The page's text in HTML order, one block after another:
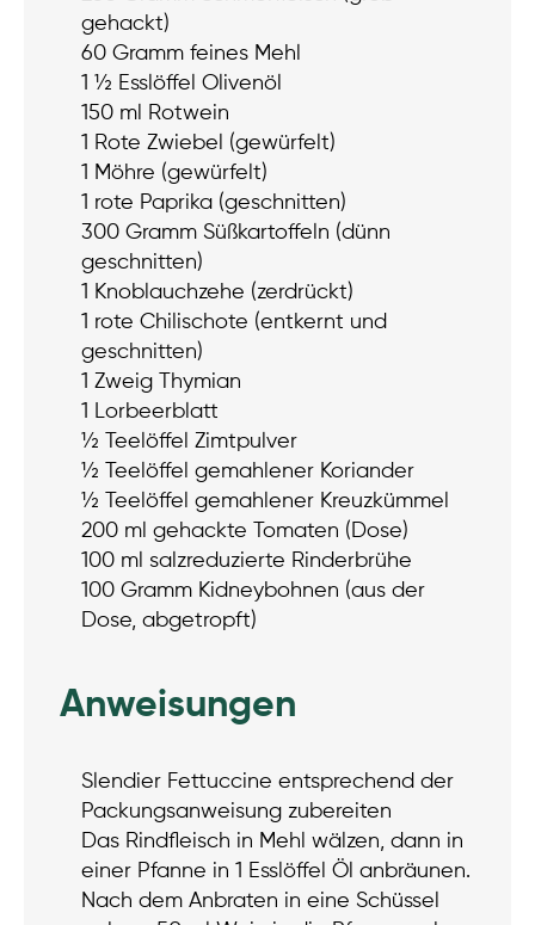
gehackt)
60 Gramm feines Mehl
1 ½ Esslöffel Olivenöl
150 ml Rotwein
1 Rote Zwiebel (gewürfelt)
1 Möhre (gewürfelt)
1 rote Paprika (geschnitten)
300 Gramm Süßkartoffeln (dünn
geschnitten)
1 Knoblauchzehe (zerdrückt)
1 rote Chilischote (entkernt und
geschnitten)
1 Zweig Thymian
1 Lorbeerblatt
½ Teelöffel Zimtpulver
½ Teelöffel gemahlener Koriander
½ Teelöffel gemahlener Kreuzkümmel
200 ml gehackte Tomaten (Dose)
100 ml salzreduzierte Rinderbrühe
100 Gramm Kidneybohnen (aus der
Dose, abgetropft)
Anweisungen
Slendier Fettuccine entsprechend der
Packungsanweisung zubereiten
Das Rindfleisch in Mehl wälzen, dann in
einer Pfanne in 1 Esslöffel Öl anbräunen.
Nach dem Anbraten in eine Schüssel